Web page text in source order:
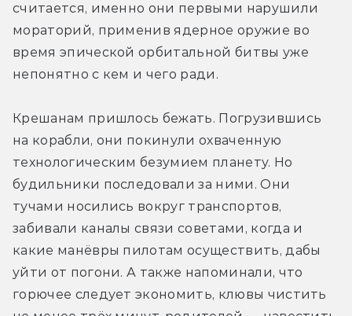
считается, именно они первыми нарушили
мораторий, применив ядерное оружие во
время эпической орбитальной битвы уже
непонятно с кем и чего ради.
Крешанам пришлось бежать. Погрузившись
на корабли, они покинули охваченную
технологическим безумием планету. Но
будильники последовали за ними. Они
тучами носились вокруг транспортов,
забивали каналы связи советами, когда и
какие манёвры пилотам осуществить, дабы
уйти от погони. А также напоминали, что
горючее следует экономить, клювы чистить